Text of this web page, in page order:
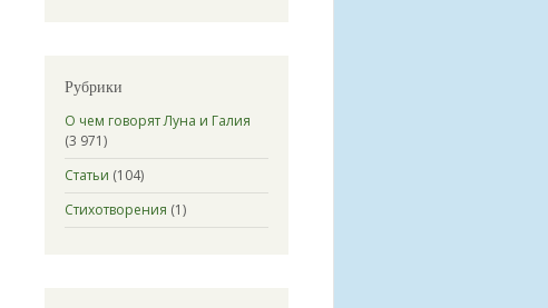
Рубрики
О чем говорят Луна и Галия
(3 971)
Статьи (104)
Стихотворения (1)